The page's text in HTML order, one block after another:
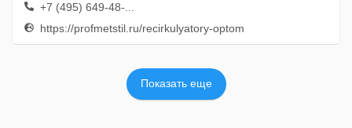
+7 (495) 649-48-...
https://profmetstil.ru/recirkulyatory-optom
Показать еще